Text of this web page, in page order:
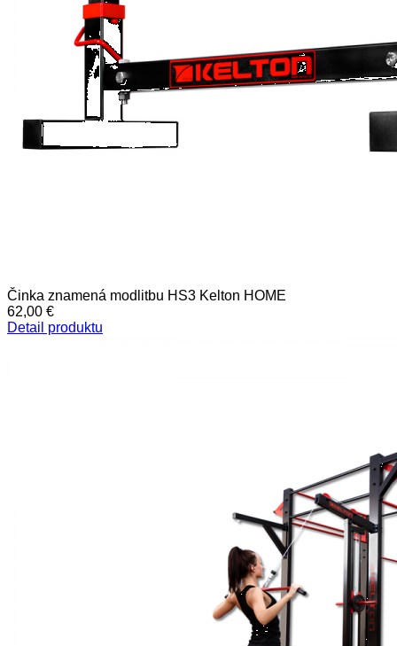
Činka znamená modlitbu HS3 Kelton HOME
62,00 €
Detail produktu